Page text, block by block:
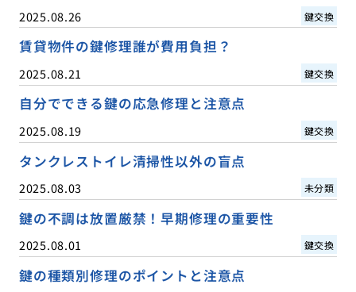
2025.08.26 鍵交換
賃貸物件の鍵修理誰が費用負担？
2025.08.21 鍵交換
自分でできる鍵の応急修理と注意点
2025.08.19 鍵交換
タンクレストイレ清掃性以外の盲点
2025.08.03 未分類
鍵の不調は放置厳禁！早期修理の重要性
2025.08.01 鍵交換
鍵の種類別修理のポイントと注意点